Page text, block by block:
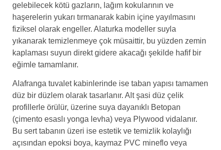
gelebilecek kötü gazların, lağım kokularının ve
haşerelerin yukarı tırmanarak kabin içine yayılmasını
fiziksel olarak engeller. Alaturka modeller suyla
yıkanarak temizlenmeye çok müsaittir, bu yüzden zemin
kaplaması suyun direkt gidere akacağı şekilde hafif bir
eğimle tamamlanır.
Alafranga tuvalet kabinlerinde ise taban yapısı tamamen
düz bir düzlem olarak tasarlanır. Alt şasi düz çelik
profillerle örülür, üzerine suya dayanıklı Betopan
(çimento esaslı yonga levha) veya Plywood vidalanır.
Bu sert tabanın üzeri ise estetik ve temizlik kolaylığı
açısından epoksi boya, kaymaz PVC mineflo veya